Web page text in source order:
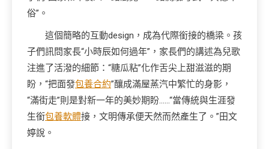
俗”。
這個簡略的互動design，成為代際銜接的橋梁。孩
子們訊問家長“小時辰如何過年”，家長們的講述為兒歌
注進了活潑的細節：“糖瓜粘”化作舌尖上甜滋滋的期
盼，“把面發包養合約”釀成滿屋蒸汽中繁忙的身影，
“滿街走”則是對新一年的美妙期盼……“當傳統與生涯發
生銜包養軟體接，文明傳承便天然而然產生了。”田文
婷說。